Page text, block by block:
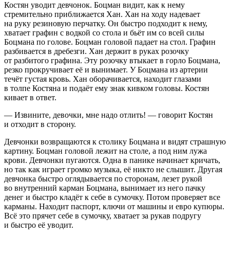
Костян уводит девчонок. Боцман видит, как к нему
стремительно приближается Хан. Хан на ходу надевает
на руку резиновую перчатку. Он быстро подходит к нему,
хватает графин с водкой со стола и бьёт им со всей силы
Боцмана по голове. Боцман головой падает на стол. Графин
разбивается в дребезги. Хан держит в руках розочку
от разбитого графина. Эту розочку втыкает в горло Боцмана,
резко прокручивает её и вынимает. У Боцмана из артерии
течёт густая кровь. Хан оборачивается, находит глазами
в толпе Костяна и подаёт ему знак кивком головы. Костян
кивает в ответ.
— Извините, девочки, мне надо отлить! — говорит Костян
и отходит в сторону.
Девчонки возвращаются к столику Боцмана и видят страшную
картину. Боцман головой лежит на столе, а под ним лужа
крови. Девчонки пугаются. Одна в панике начинает кричать,
но так как играет громко музыка, её никто не слышит. Другая
девчонка быстро оглядывается по сторонам, лезет рукой
во внутренний карман Боцмана, вынимает из него пачку
денег и быстро кладёт к себе в сумочку. Потом проверяет все
карманы. Находит паспорт, ключи от машины и евро купюры.
Всё это прячет себе в сумочку, хватает за рукав подругу
и быстро её уводит.